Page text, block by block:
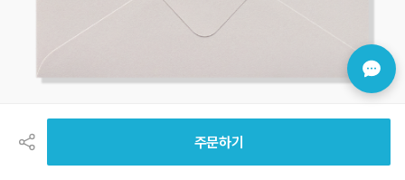
주문하기